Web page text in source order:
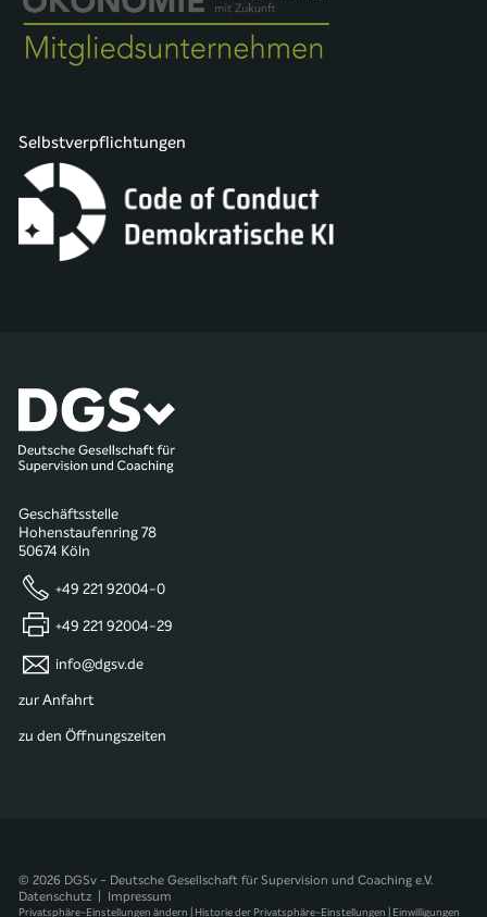
Selbstverpflichtungen
Geschäftsstelle
Hohenstaufenring 78
50674 Köln
+49 221 92004-0
+49 221 92004-29
info@dgsv.de
zur Anfahrt
zu den Öffnungszeiten
© 2026 DGSv - Deutsche Gesellschaft für Supervision und Coaching e.V.
Datenschutz
Impressum
Privatsphäre-Einstellungen ändern | Historie der Privatsphäre-Einstellungen | Einwilligungen